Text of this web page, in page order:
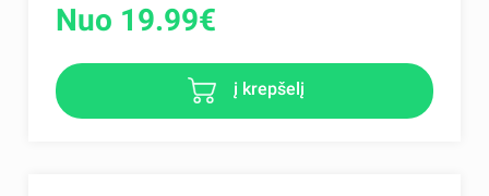
Nuo 19.99€
į krepšelį